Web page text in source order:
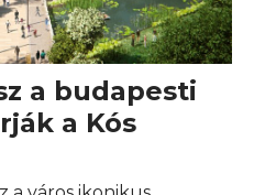
a budapesti
a Kós